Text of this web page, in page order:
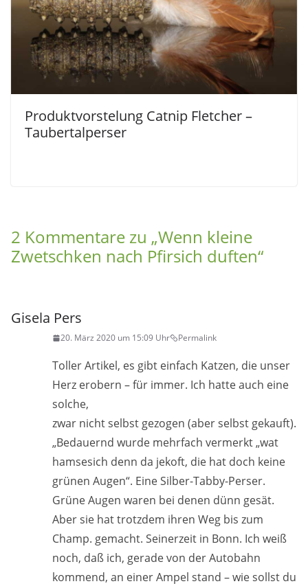
Produktvorstelung Catnip Fletcher –
Taubertalperser
2 Kommentare zu „Wenn kleine
Zwetschken nach Pfirsich duften“
Gisela Pers
20. März 2020 um 15:09 Uhr Permalink
Toller Artikel, es gibt einfach Katzen, die unser
Herz erobern – für immer. Ich hatte auch eine
solche,
zwar nicht selbst gezogen (aber selbst gekauft).
„Bedauernd wurde mehrfach vermerkt „wat
hamsesich denn da jekoft, die hat doch keine
grünen Augen“. Eine Silber-Tabby-Perser.
Grüne Augen waren bei denen dünn gesät.
Aber sie hat trotzdem ihren Weg bis zum
Champ. gemacht. Seinerzeit in Bonn. Ich weiß
noch, daß ich, gerade von der Autobahn
kommend, an einer Ampel stand – wie sollst du